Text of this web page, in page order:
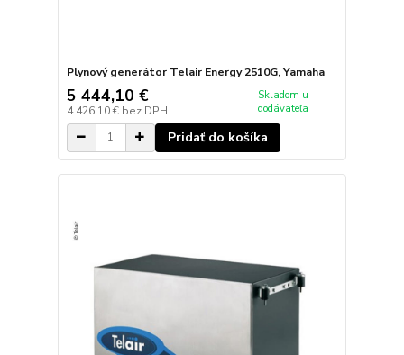
Plynový generátor Telair Energy 2510G, Yamaha
5 444,10 €
4 426,10 € bez DPH
Skladom u
dodávateľa
Pridať do košíka